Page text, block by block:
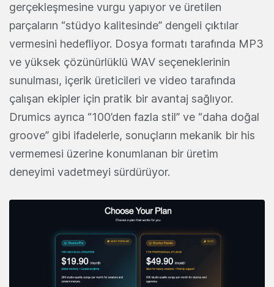
gerçekleşmesine vurgu yapıyor ve üretilen
parçaların “stüdyo kalitesinde” dengeli çıktılar
vermesini hedefliyor. Dosya formatı tarafında MP3
ve yüksek çözünürlüklü WAV seçeneklerinin
sunulması, içerik üreticileri ve video tarafında
çalışan ekipler için pratik bir avantaj sağlıyor.
Drumics ayrıca “100’den fazla stil” ve “daha doğal
groove” gibi ifadelerle, sonuçların mekanik bir his
vermemesi üzerine konumlanan bir üretim
deneyimi vadetmeyi sürdürüyor.